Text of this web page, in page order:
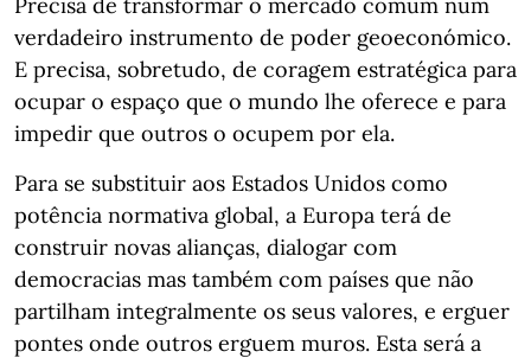
verdadeiro instrumento de poder geoeconómico.
E precisa, sobretudo, de coragem estratégica para
ocupar o espaço que o mundo lhe oferece e para
impedir que outros o ocupem por ela.
Para se substituir aos Estados Unidos como
potência normativa global, a Europa terá de
construir novas alianças, dialogar com
democracias mas também com países que não
partilham integralmente os seus valores, e erguer
pontes onde outros erguem muros. Esta será a